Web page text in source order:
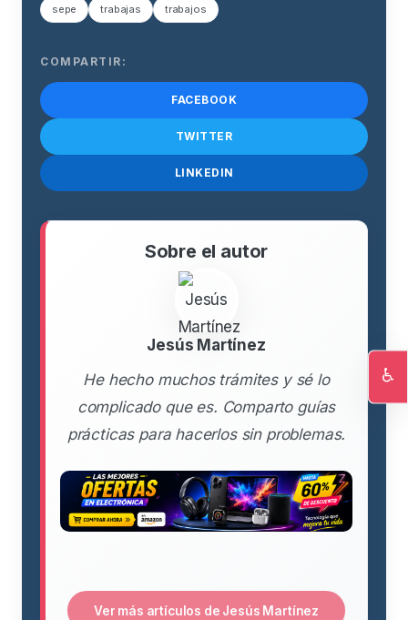
sepe trabajas trabajos
COMPARTIR:
FACEBOOK
TWITTER
LINKEDIN
Sobre el autor
Jesús Martínez
He hecho muchos trámites y sé lo
complicado que es. Comparto guías
prácticas para hacerlos sin problemas.
Ver más artículos de Jesús Martínez
♿